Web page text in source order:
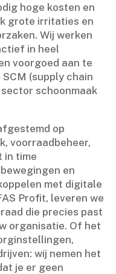
hoge kosten en
grote irritaties en
Wij werken
in heel
voorgoed aan te
(supply chain
schoonmaak
op
voorraadbeheer,
in time
en
met digitale
Profit, leveren we
die precies past
organisatie.​ Of het
wij nemen het
je er geen